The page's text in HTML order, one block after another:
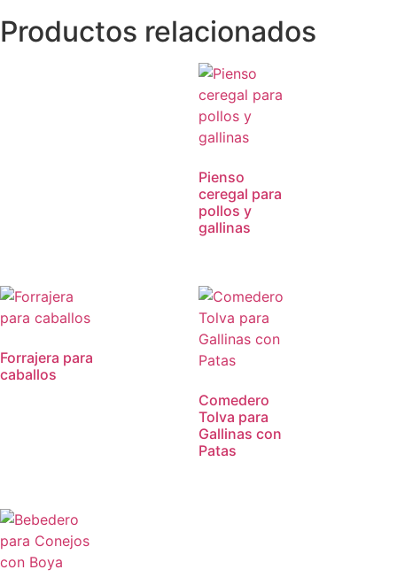
Productos relacionados
Pienso
ceregal para
pollos y
gallinas
Forrajera para
caballos
Comedero
Tolva para
Gallinas con
Patas